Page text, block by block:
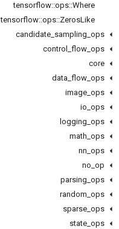
tensorflow::ops::Where
tensorflow::ops::ZerosLike
candidate sampling ops
control
flow ops
core
data flow ops
image ops
io ops
logging ops
math ops
nn ops
no op
parsing ops
random ops
sparse ops
state ops
לא להתנתק
GitHub
Twitter